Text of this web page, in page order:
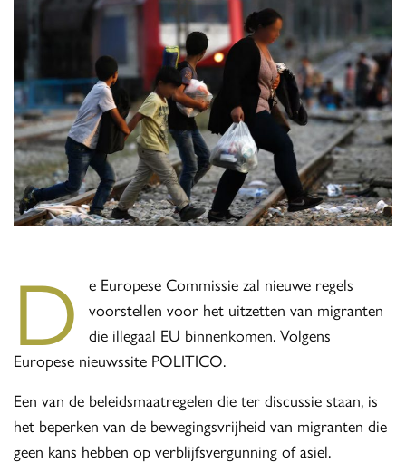
D
e Europese Commissie zal nieuwe regels
voorstellen voor het uitzetten van migranten
die illegaal EU binnenkomen. Volgens
Europese nieuwssite POLITICO.
Een van de beleidsmaatregelen die ter discussie staan, is
het beperken van de bewegingsvrijheid van migranten die
geen kans hebben op verblijfsvergunning of asiel.